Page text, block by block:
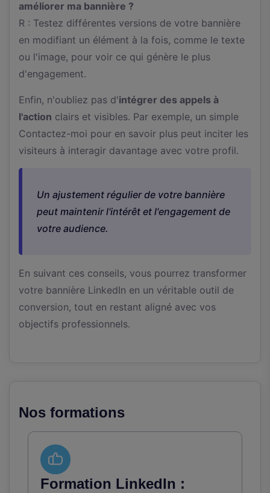
améliorer ma bannière ?
R : Testez différentes versions de votre bannière
en modifiant un élément à la fois, comme le texte
ou l'image, pour voir ce qui génère le plus
d'engagement.
Enfin, n'oubliez pas d'intégrer des appels à
l'action clairs et visibles. Par exemple, un simple
Contactez-moi pour en savoir plus peut inciter les
visiteurs à interagir davantage avec votre profil.
Un ajustement régulier de votre bannière
peut maintenir l'intérêt et l'engagement de
votre audience.
En suivant ces conseils, vous pourrez transformer
votre bannière LinkedIn en un véritable outil de
conversion, tout en restant aligné avec vos
objectifs professionnels.
Nos formations
Formation LinkedIn :